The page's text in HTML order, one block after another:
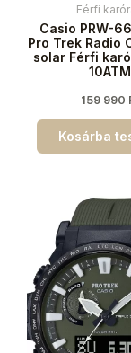
Férfi
Casio PRW-
Pro Trek Radio
solar Férfi
10ATM
159 990
Kosárba